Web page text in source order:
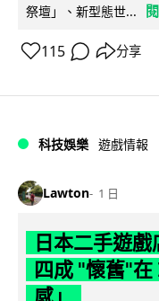
祭壇」、新型態世...
115 分享
科技娛樂 遊戲情報
Lawton 1 日
日本二手遊
四成 "懷舊"
感」